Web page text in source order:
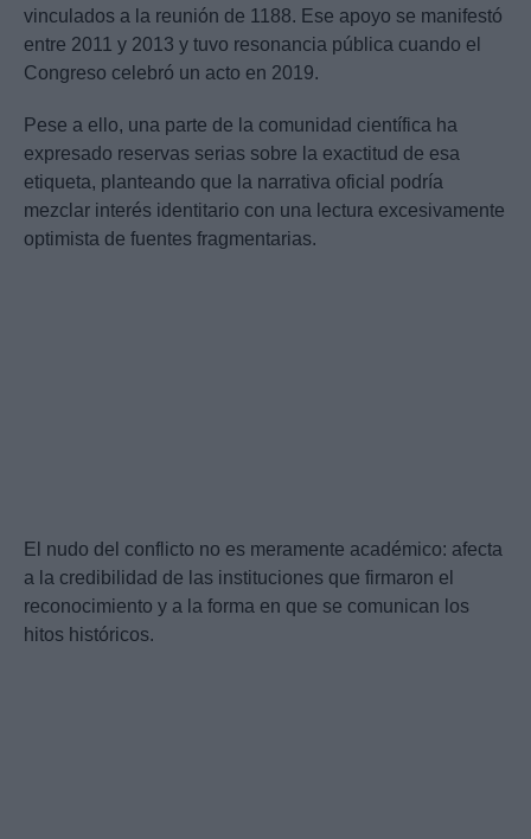
vinculados a la reunión de 1188. Ese apoyo se manifestó
entre 2011 y 2013 y tuvo resonancia pública cuando el
Congreso celebró un acto en 2019.
Pese a ello, una parte de la comunidad científica ha
expresado reservas serias sobre la exactitud de esa
etiqueta, planteando que la narrativa oficial podría
mezclar interés identitario con una lectura excesivamente
optimista de fuentes fragmentarias.
El nudo del conflicto no es meramente académico: afecta
a la credibilidad de las instituciones que firmaron el
reconocimiento y a la forma en que se comunican los
hitos históricos.